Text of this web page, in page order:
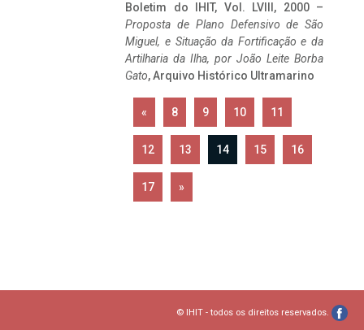
Boletim do IHIT, Vol. LVIII, 2000 –
Proposta de Plano Defensivo de São
Miguel, e Situação da Fortificação e da
Artilharia da Ilha, por João Leite Borba
Gato, Arquivo Histórico Ultramarino
« 8 9 10 11
12 13 14 15 16
17 »
© IHIT - todos os direitos reservados.